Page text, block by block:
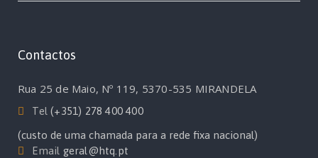
Contactos
Rua 25 de Maio, Nº 119, 5370-535 MIRANDELA
Tel(+351) 278 400 400
(custo de uma chamada para a rede fixa nacional)
Email geral@htq.pt